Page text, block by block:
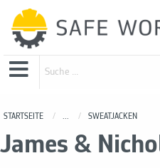
STARTSEITE ... SWEATJACKEN
James &